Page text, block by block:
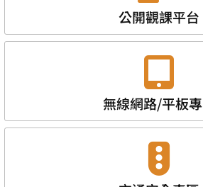
公開觀課平台
無線網路/平板